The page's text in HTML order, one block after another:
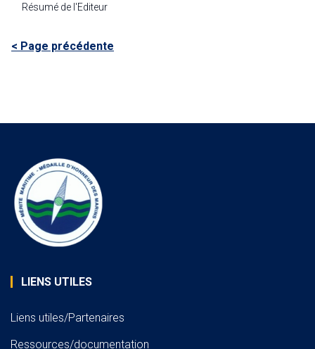
Résumé de l'Editeur
< Page précédente
LIENS UTILES
Liens utiles/Partenaires
Ressources/documentation